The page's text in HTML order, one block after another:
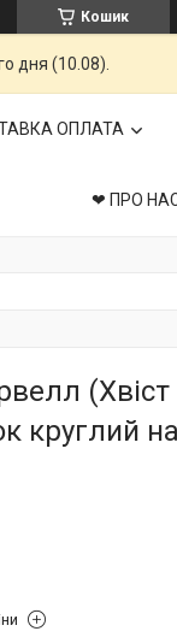
Кошик
дня (10.08).
ОПЛАТА
❤ ПРО
(Хвіст
круглий